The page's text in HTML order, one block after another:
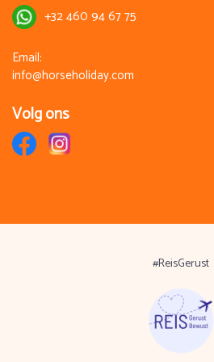
* Privé rijles € 40 p.p.
Dit dient ter plaatse betaald te worden.
+32 460 94 67 75
Email:
info@horseholiday.com
Volg ons
#ReisGerust